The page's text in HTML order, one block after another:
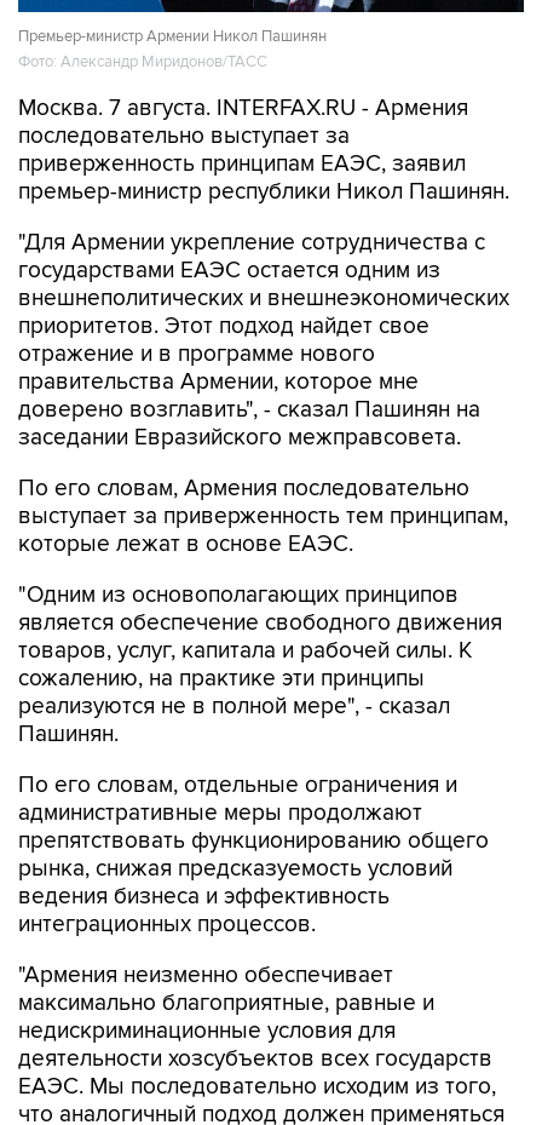
Премьер-министр Армении Никол Пашинян
Фото: Александр Миридонов/ТАСС
Москва. 7 августа. INTERFAX.RU - Армения
последовательно выступает за
приверженность принципам ЕАЭС, заявил
премьер-министр республики Никол Пашинян.
"Для Армении укрепление сотрудничества с
государствами ЕАЭС остается одним из
внешнеполитических и внешнеэкономических
приоритетов. Этот подход найдет свое
отражение и в программе нового
правительства Армении, которое мне
доверено возглавить", - сказал Пашинян на
заседании Евразийского межправсовета.
По его словам, Армения последовательно
выступает за приверженность тем принципам,
которые лежат в основе ЕАЭС.
"Одним из основополагающих принципов
является обеспечение свободного движения
товаров, услуг, капитала и рабочей силы. К
сожалению, на практике эти принципы
реализуются не в полной мере", - сказал
Пашинян.
По его словам, отдельные ограничения и
административные меры продолжают
препятствовать функционированию общего
рынка, снижая предсказуемость условий
ведения бизнеса и эффективность
интеграционных процессов.
"Армения неизменно обеспечивает
максимально благоприятные, равные и
недискриминационные условия для
деятельности хозсубъектов всех государств
ЕАЭС. Мы последовательно исходим из того,
что аналогичный подход должен применяться